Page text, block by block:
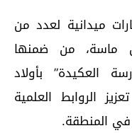
ميدانية لعدد من
ماسة، من ضمنها
العكيدة” بأولاد
الروابط العلمية
في المنطقة.